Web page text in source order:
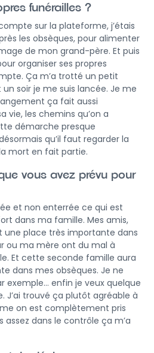
funérailles ?
sur la plateforme, j’étais
les obsèques, pour alimenter
de mon grand-père. Et puis
organiser ses propres
Ça m’a trotté un petit
soir je me suis lancée. Je me
ça fait aussi
vie, les chemins qu’on a
démarche presque
qu’il faut regarder la
mort en fait partie.
vous avez prévu pour
et non enterrée ce qui est
dans ma famille. Mes amis,
une place très importante dans
ou ma mère ont du mal à
Et cette seconde famille aura
dans mes obsèques. Je ne
exemple… enfin je veux quelque
J’ai trouvé ça plutôt agréable à
on est complètement pris
assez dans le contrôle ça m’a